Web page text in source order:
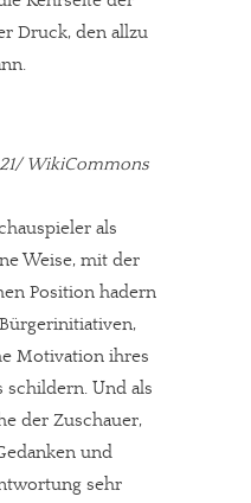
Druck, den allzu
WikiCommons
als
Weise, mit der
Position hadern
Motivation ihres
schildern. Und als
der Zuschauer,
und
sehr